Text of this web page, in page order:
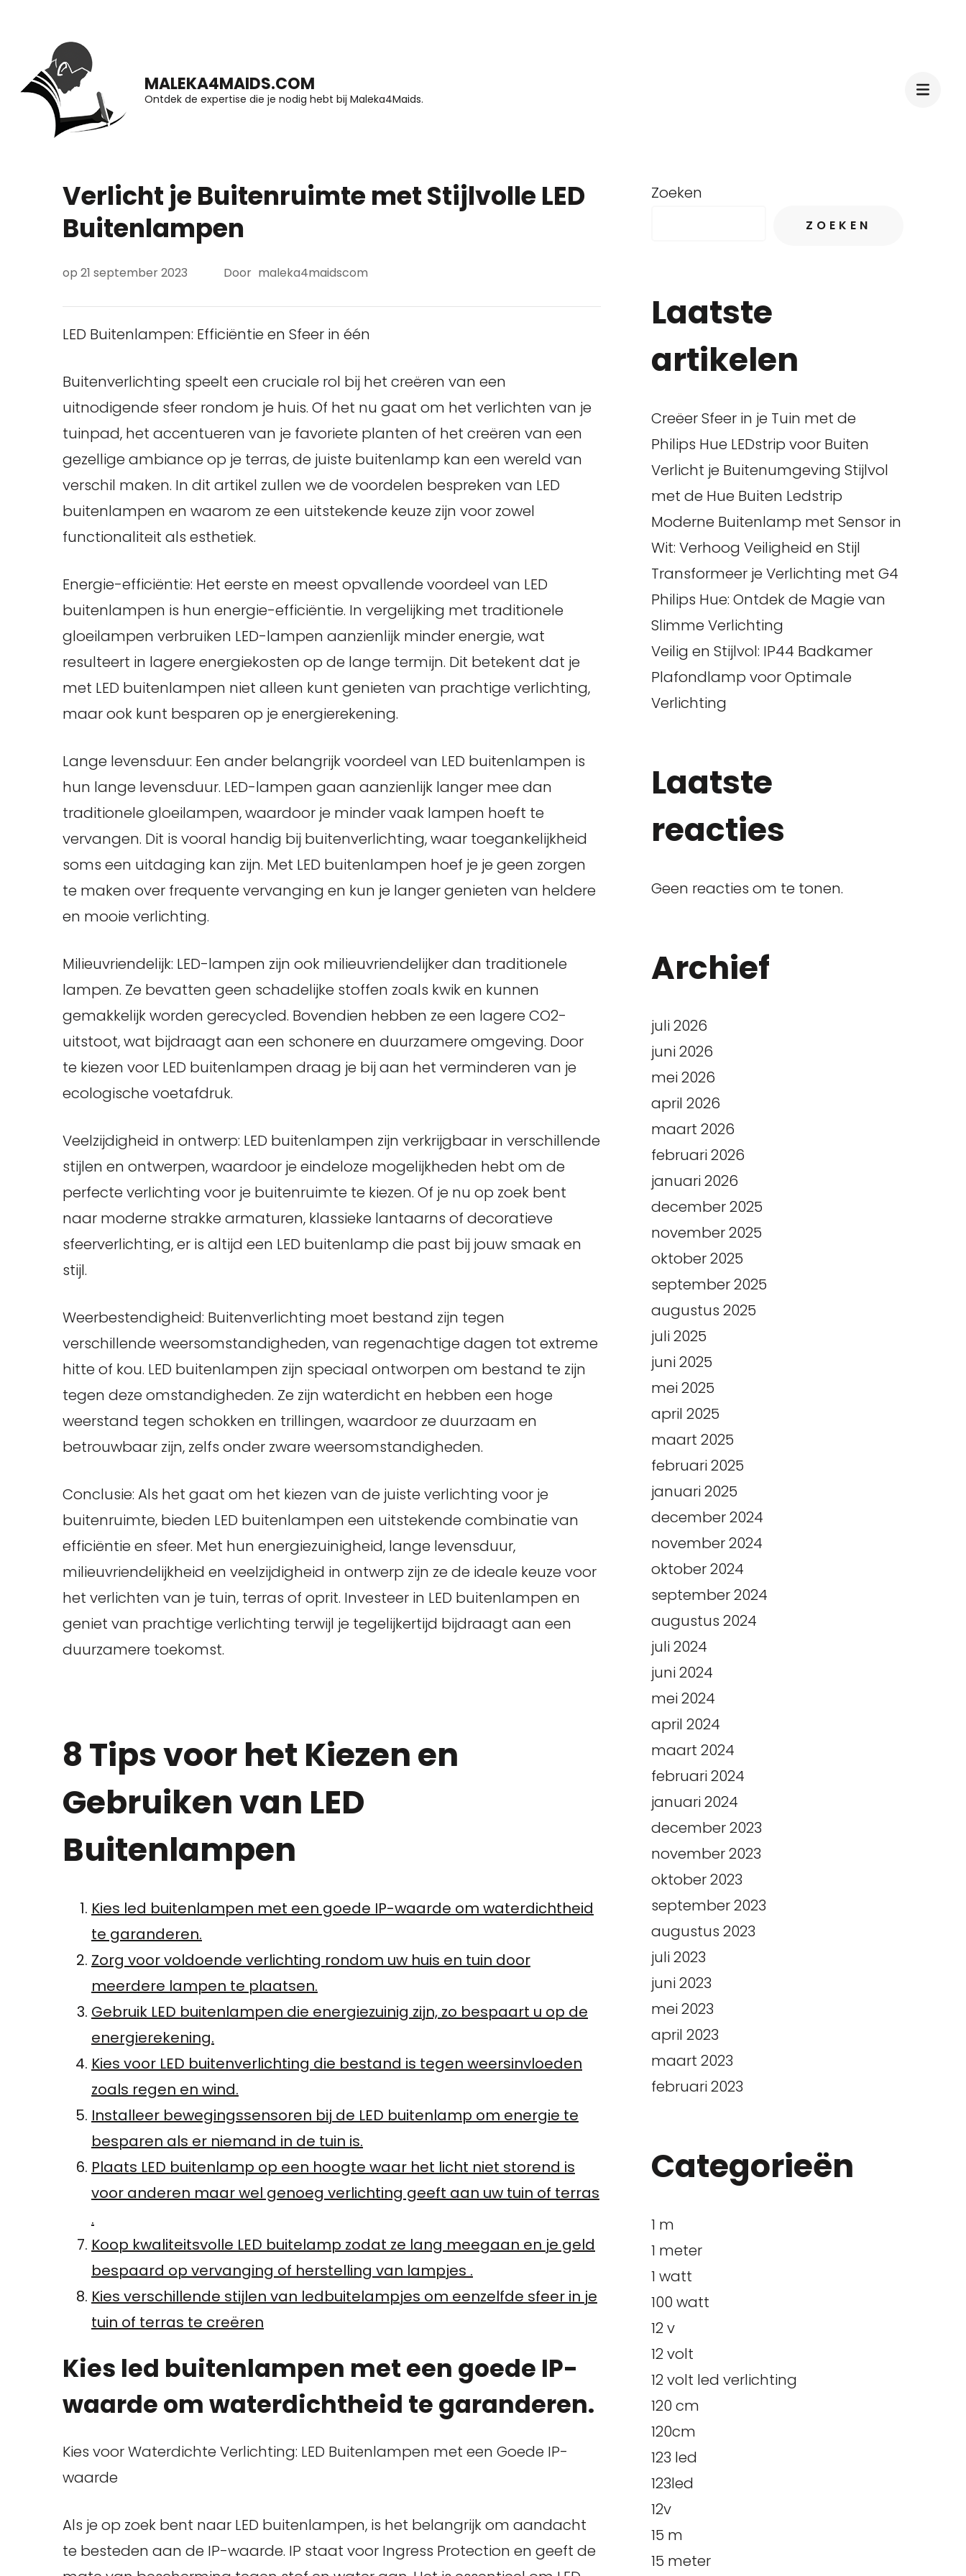
inhoud
(druk
MALEKA4MAIDS.COM
Ontdek de expertise die je nodig hebt bij Maleka4Maids.
Verlicht je Buitenruimte met Stijlvolle LED
Buitenlampen
op 21 september 2023 Door maleka4maidscom
LED Buitenlampen: Efficiëntie en Sfeer in één
Buitenverlichting speelt een cruciale rol bij het creëren van een
uitnodigende sfeer rondom je huis. Of het nu gaat om het verlichten van je
tuinpad, het accentueren van je favoriete planten of het creëren van een
gezellige ambiance op je terras, de juiste buitenlamp kan een wereld van
verschil maken. In dit artikel zullen we de voordelen bespreken van LED
buitenlampen en waarom ze een uitstekende keuze zijn voor zowel
functionaliteit als esthetiek.
Energie-efficiëntie: Het eerste en meest opvallende voordeel van LED
buitenlampen is hun energie-efficiëntie. In vergelijking met traditionele
gloeilampen verbruiken LED-lampen aanzienlijk minder energie, wat
resulteert in lagere energiekosten op de lange termijn. Dit betekent dat je
met LED buitenlampen niet alleen kunt genieten van prachtige verlichting,
maar ook kunt besparen op je energierekening.
Lange levensduur: Een ander belangrijk voordeel van LED buitenlampen is
hun lange levensduur. LED-lampen gaan aanzienlijk langer mee dan
traditionele gloeilampen, waardoor je minder vaak lampen hoeft te
vervangen. Dit is vooral handig bij buitenverlichting, waar toegankelijkheid
soms een uitdaging kan zijn. Met LED buitenlampen hoef je je geen zorgen
te maken over frequente vervanging en kun je langer genieten van heldere
en mooie verlichting.
Milieuvriendelijk: LED-lampen zijn ook milieuvriendelijker dan traditionele
lampen. Ze bevatten geen schadelijke stoffen zoals kwik en kunnen
gemakkelijk worden gerecycled. Bovendien hebben ze een lagere CO2-
uitstoot, wat bijdraagt aan een schonere en duurzamere omgeving. Door
te kiezen voor LED buitenlampen draag je bij aan het verminderen van je
ecologische voetafdruk.
Veelzijdigheid in ontwerp: LED buitenlampen zijn verkrijgbaar in verschillende
stijlen en ontwerpen, waardoor je eindeloze mogelijkheden hebt om de
perfecte verlichting voor je buitenruimte te kiezen. Of je nu op zoek bent
naar moderne strakke armaturen, klassieke lantaarns of decoratieve
sfeerverlichting, er is altijd een LED buitenlamp die past bij jouw smaak en
stijl.
Weerbestendigheid: Buitenverlichting moet bestand zijn tegen
verschillende weersomstandigheden, van regenachtige dagen tot extreme
hitte of kou. LED buitenlampen zijn speciaal ontworpen om bestand te zijn
tegen deze omstandigheden. Ze zijn waterdicht en hebben een hoge
weerstand tegen schokken en trillingen, waardoor ze duurzaam en
betrouwbaar zijn, zelfs onder zware weersomstandigheden.
Conclusie: Als het gaat om het kiezen van de juiste verlichting voor je
buitenruimte, bieden LED buitenlampen een uitstekende combinatie van
efficiëntie en sfeer. Met hun energiezuinigheid, lange levensduur,
milieuvriendelijkheid en veelzijdigheid in ontwerp zijn ze de ideale keuze voor
het verlichten van je tuin, terras of oprit. Investeer in LED buitenlampen en
geniet van prachtige verlichting terwijl je tegelijkertijd bijdraagt aan een
duurzamere toekomst.
8 Tips voor het Kiezen en
Gebruiken van LED
Buitenlampen
Kies led buitenlampen met een goede IP-waarde om waterdichtheid
te garanderen.
Zorg voor voldoende verlichting rondom uw huis en tuin door
meerdere lampen te plaatsen.
Gebruik LED buitenlampen die energiezuinig zijn, zo bespaart u op de
energierekening.
Kies voor LED buitenverlichting die bestand is tegen weersinvloeden
zoals regen en wind.
Installeer bewegingssensoren bij de LED buitenlamp om energie te
besparen als er niemand in de tuin is.
Plaats LED buitenlamp op een hoogte waar het licht niet storend is
voor anderen maar wel genoeg verlichting geeft aan uw tuin of terras
.
Koop kwaliteitsvolle LED buitelamp zodat ze lang meegaan en je geld
bespaard op vervanging of herstelling van lampjes .
Kies verschillende stijlen van ledbuitelampjes om eenzelfde sfeer in je
tuin of terras te creëren
Kies led buitenlampen met een goede IP-
waarde om waterdichtheid te garanderen.
Kies voor Waterdichte Verlichting: LED Buitenlampen met een Goede IP-
waarde
Als je op zoek bent naar LED buitenlampen, is het belangrijk om aandacht
te besteden aan de IP-waarde. IP staat voor Ingress Protection en geeft de
Zoeken
ZOEKEN
Laatste
artikelen
Creëer Sfeer in je Tuin met de
Philips Hue LEDstrip voor Buiten
Verlicht je Buitenumgeving Stijlvol
met de Hue Buiten Ledstrip
Moderne Buitenlamp met Sensor in
Wit: Verhoog Veiligheid en Stijl
Transformeer je Verlichting met G4
Philips Hue: Ontdek de Magie van
Slimme Verlichting
Veilig en Stijlvol: IP44 Badkamer
Plafondlamp voor Optimale
Verlichting
Laatste
reacties
Geen reacties om te tonen.
Archief
juli 2026
juni 2026
mei 2026
april 2026
maart 2026
februari 2026
januari 2026
december 2025
november 2025
oktober 2025
september 2025
augustus 2025
juli 2025
juni 2025
mei 2025
april 2025
maart 2025
februari 2025
januari 2025
december 2024
november 2024
oktober 2024
september 2024
augustus 2024
juli 2024
juni 2024
mei 2024
april 2024
maart 2024
februari 2024
januari 2024
december 2023
november 2023
oktober 2023
september 2023
augustus 2023
juli 2023
juni 2023
mei 2023
april 2023
maart 2023
februari 2023
Categorieën
1 m
1 meter
1 watt
100 watt
12 v
12 volt
12 volt led verlichting
120 cm
120cm
123 led
123led
12v
15 m
15 meter